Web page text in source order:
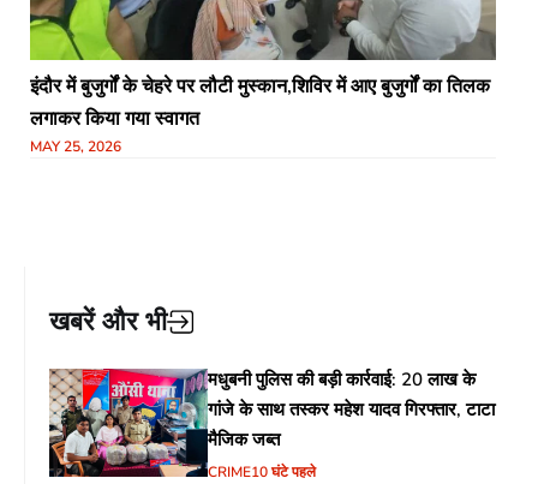
इंदौर में बुजुर्गों के चेहरे पर लौटी मुस्कान,शिविर में आए बुजुर्गों का तिलक
लगाकर किया गया स्वागत
MAY 25, 2026
खबरें और भी
मधुबनी पुलिस की बड़ी कार्रवाई: 20 लाख के
गांजे के साथ तस्कर महेश यादव गिरफ्तार, टाटा
मैजिक जब्त
CRIME10 घंटे पहले